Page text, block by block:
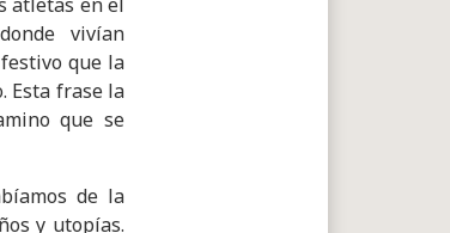
vivían
que la
Esta frase la
que se
de la
y utopías.